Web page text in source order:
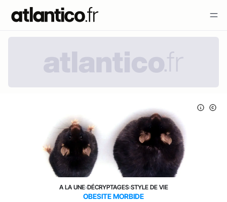
A LA UNE›DÉCRYPTAGES›STYLE DE VIE
OBESITE MORBIDE